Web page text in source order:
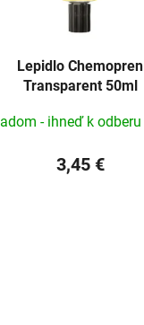
Lepidlo Chemopren
Transparent 50ml
- ihneď k odberu
3,45 €